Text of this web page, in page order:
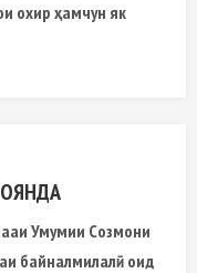
охир ҳамчун як
байналмилалӣ оид